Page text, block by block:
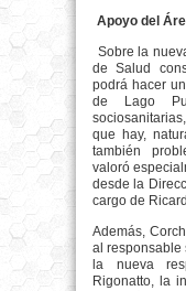
Apoyo del
Sobre la
de Salud
podrá hacer
de Lago
que hay,
también
valoró
desde la
cargo de
Además,
al responsable
la nueva
Rigonatto, la